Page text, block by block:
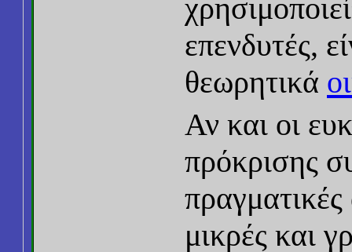
επενδυτές,
θεωρητικά
Αν και οι
πρόκρισης
μικρές και